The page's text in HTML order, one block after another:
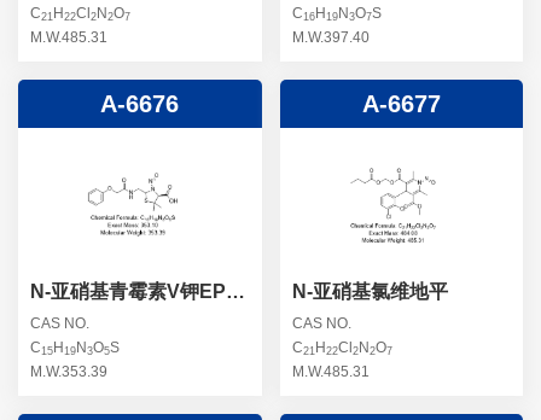
C21 H 22Cl 2 N 2O7
M.W.485.31
C16H 19N 3O7S
M.W.397.40
A-6676
N-亚硝基青霉素V钾EP杂
质F
CAS NO.
C15 H 19 N 3O5S
M.W.353.39
A-6677
N-亚硝基氯维地平
CAS NO.
C21 H 22Cl 2N 2O7
M.W.485.31